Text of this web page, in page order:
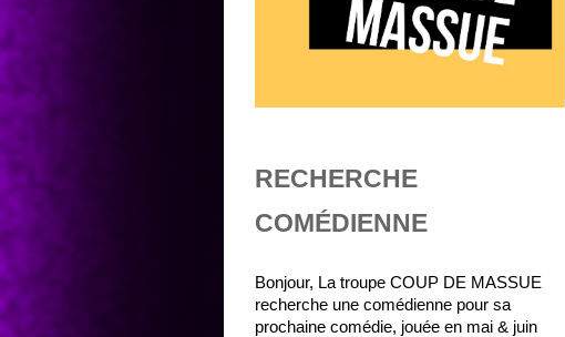
RECHERCHE
COMÉDIENNE
Bonjour, La troupe COUP DE MASSUE
recherche une comédienne pour sa
prochaine comédie, jouée en mai & juin